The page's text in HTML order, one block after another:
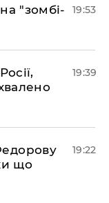
"зомбі-
19:53
19:39
що
19:22